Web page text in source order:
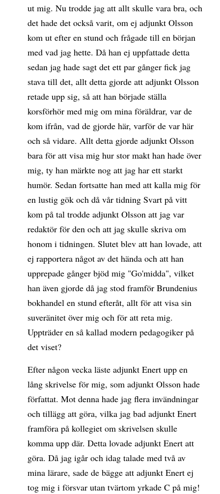
ut mig. Nu trodde jag att allt skulle vara bra, och
det hade det också varit, om ej adjunkt Olsson
kom ut efter en stund och frågade till en början
med vad jag hette. Då han ej uppfattade detta
sedan jag hade sagt det ett par gånger fick jag
stava till det, allt detta gjorde att adjunkt Olsson
retade upp sig, så att han började ställa
korsförhör med mig om mina föräldrar, var de
kom ifrån, vad de gjorde här, varför de var här
och så vidare. Allt detta gjorde adjunkt Olsson
bara för att visa mig hur stor makt han hade över
mig, ty han märkte nog att jag har ett starkt
humör. Sedan fortsatte han med att kalla mig för
en lustig gök och då vår tidning Svart på vitt
kom på tal trodde adjunkt Olsson att jag var
redaktör för den och att jag skulle skriva om
honom i tidningen. Slutet blev att han lovade, att
ej rapportera något av det hända och att han
upprepade gånger bjöd mig "Go'midda", vilket
han även gjorde då jag stod framför Brundenius
bokhandel en stund efteråt, allt för att visa sin
suveränitet över mig och för att reta mig.
Uppträder en så kallad modern pedagogiker på
det viset?
Efter någon vecka läste adjunkt Enert upp en
lång skrivelse för mig, som adjunkt Olsson hade
författat. Mot denna hade jag flera invändningar
och tillägg att göra, vilka jag bad adjunkt Enert
framföra på kollegiet om skrivelsen skulle
komma upp där. Detta lovade adjunkt Enert att
göra. Då jag igår och idag talade med två av
mina lärare, sade de bägge att adjunkt Enert ej
tog mig i försvar utan tvärtom yrkade C på mig!